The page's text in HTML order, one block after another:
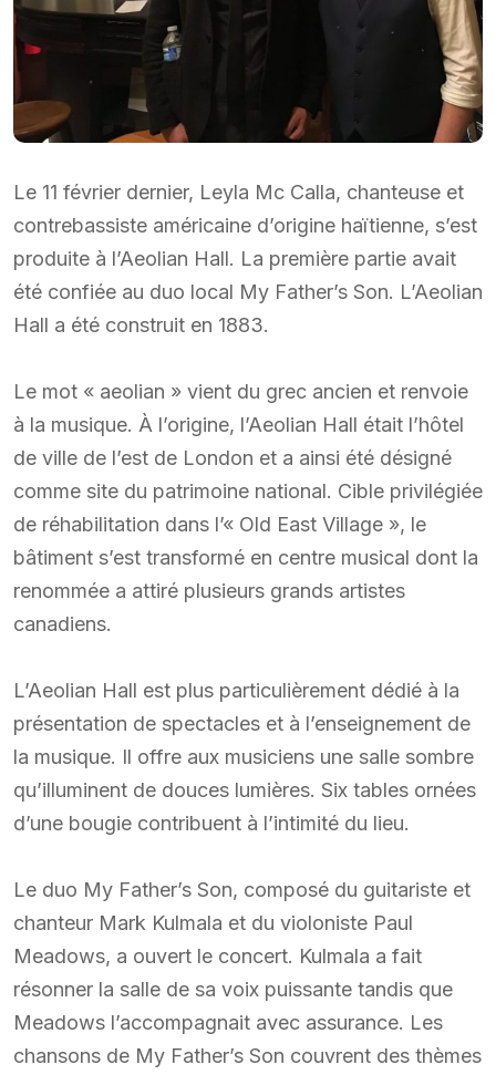
Le 11 février dernier, Leyla Mc Calla, chanteuse et
contrebassiste américaine d’origine haïtienne, s’est
produite à l’Aeolian Hall. La première partie avait
été confiée au duo local My Father’s Son. L’Aeolian
Hall a été construit en 1883.
Le mot « aeolian » vient du grec ancien et renvoie
à la musique. À l’origine, l’Aeolian Hall était l’hôtel
de ville de l’est de London et a ainsi été désigné
comme site du patrimoine national. Cible privilégiée
de réhabilitation dans l’« Old East Village », le
bâtiment s’est transformé en centre musical dont la
renommée a attiré plusieurs grands artistes
canadiens.
L’Aeolian Hall est plus particulièrement dédié à la
présentation de spectacles et à l’enseignement de
la musique. Il offre aux musiciens une salle sombre
qu’illuminent de douces lumières. Six tables ornées
d’une bougie contribuent à l’intimité du lieu.
Le duo My Father’s Son, composé du guitariste et
chanteur Mark Kulmala et du violoniste Paul
Meadows, a ouvert le concert. Kulmala a fait
résonner la salle de sa voix puissante tandis que
Meadows l’accompagnait avec assurance. Les
chansons de My Father’s Son couvrent des thèmes